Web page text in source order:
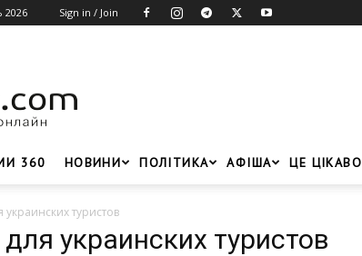
2026 Sign in / Join
360 НОВИНИ ПОЛІТИКА АФІША ЦЕ ЦІКАВО
украинских туристов
украинских туристов